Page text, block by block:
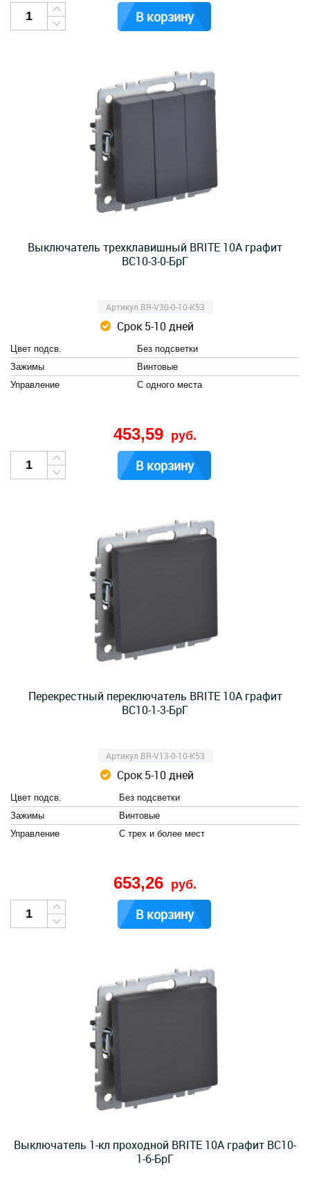
В корзину
Выключатель трехклавишный BRITE 10А графит
ВС10-3-0-БрГ
Артикул BR-V30-0-10-K53
Срок 5-10 дней
Цвет подсв.
Без подсветки
Зажимы
Винтовые
Управление
С одного места
453,59 руб.
В корзину
Перекрестный переключатель BRITE 10А графит
ВС10-1-3-БрГ
Артикул BR-V13-0-10-K53
Срок 5-10 дней
Цвет подсв.
Без подсветки
Зажимы
Винтовые
Управление
С трех и более мест
653,26 руб.
В корзину
Выключатель 1-кл проходной BRITE 10А графит ВС10-
1-6-БрГ